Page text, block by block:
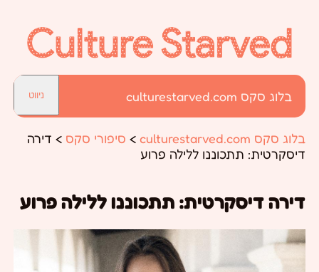
בלוג סקס culturestarved.com ניווט
בלוג סקס culturestarved.com > סיפורי סקס > דירה
דיסקרטית: תתכוננו ללילה פרוע
דירה דיסקרטית: תתכוננו ללילה פרוע